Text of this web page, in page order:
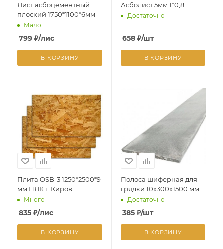
Лист асбоцементный
плоский 1750*1100*6мм
Мало
799 ₽/лис
В КОРЗИНУ
Асболист 5мм 1*0,8
Достаточно
658₽/шт
В КОРЗИНУ
Плита OSB-3 1250*2500*9
мм НЛК г. Киров
Много
835 ₽/лис
В КОРЗИНУ
Полоса шиферная для
грядки 10х300х1500 мм
Достаточно
385₽/шт
В КОРЗИНУ